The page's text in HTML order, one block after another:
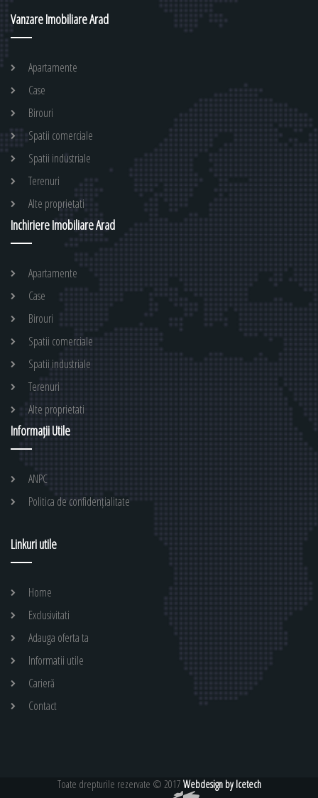
Vanzare Imobiliare Arad
Apartamente
Case
Birouri
Spatii comerciale
Spatii industriale
Terenuri
Alte proprietati
Inchiriere Imobiliare Arad
Apartamente
Case
Birouri
Spatii comerciale
Spatii industriale
Terenuri
Alte proprietati
Informații Utile
ANPC
Politica de confidențialitate
Linkuri utile
Home
Exclusivitati
Adauga oferta ta
Informatii utile
Carieră
Contact
Toate drepturile rezervate © 2017 Webdesign by Icetech